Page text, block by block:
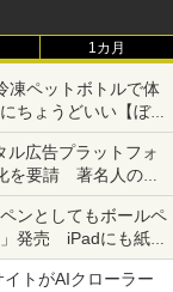
1カ月
ペットボトルで体
ちょうどいい【ぼっ
にしてる？】
ル広告プラットフォ
を要請 著名人の写
て
ンとしてもボールペ
発売 iPadにも紙に
トがAIクローラー